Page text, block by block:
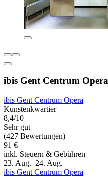
ibis Gent Centrum Opera
ibis Gent Centrum Opera
Kunstenkwartier
8,4/10
Sehr gut
(427 Bewertungen)
91 €
inkl. Steuern & Gebühren
23. Aug.–24. Aug.
ibis Gent Centrum Opera